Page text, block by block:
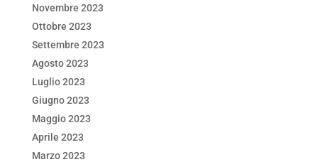
Novembre 2023
Ottobre 2023
Settembre 2023
Agosto 2023
Luglio 2023
Giugno 2023
Maggio 2023
Aprile 2023
Marzo 2023